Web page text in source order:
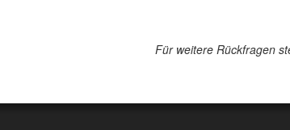
Für weitere Rückfragen